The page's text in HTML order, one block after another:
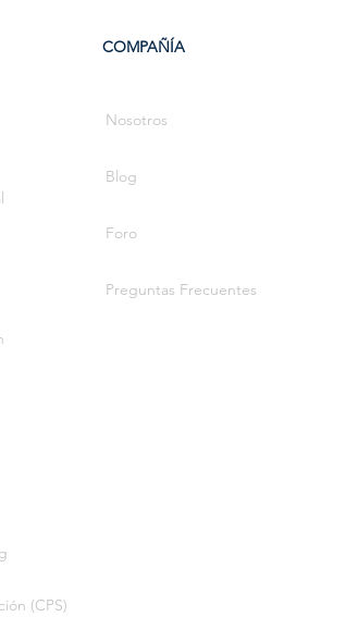
COMPAÑÍA
Nosotros
Blog
Foro
Preguntas Frecuentes
(CPS)